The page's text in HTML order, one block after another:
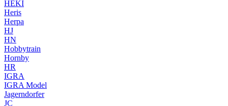
HEKI
Heris
Herpa
HJ
HN
Hobbytrain
Hornby
HR
IGRA
IGRA Model
Jagerndorfer
JC